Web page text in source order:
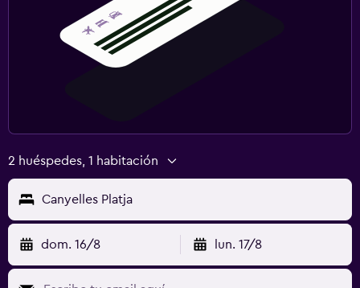
Comidas para niños
Buffet infantil
Gimnasio
2 huéspedes, 1 habitación
Canyelles Platja
dom. 16/8 lun. 17/8